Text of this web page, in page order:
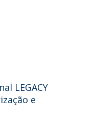
LEGACY
e